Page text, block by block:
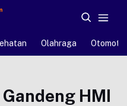
Olahraga Otomotif
HMI